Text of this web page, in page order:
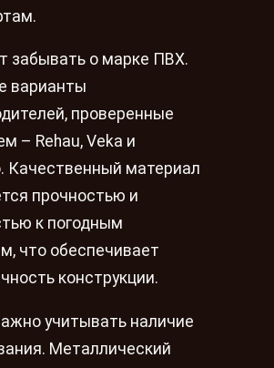
забывать о марке ПВХ.
варианты
проверенные
– Rehau, Veka и
Качественный материал
прочностью и
к погодным
что обеспечивает
конструкции.
учитывать наличие
Металлический